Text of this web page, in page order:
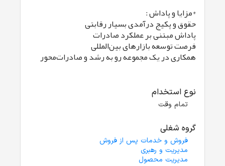
*مزایا و پاداش :
حقوق و پکیج درآمدی بسیار رقابتی
پاداش مبتنی بر عملکرد صادرات
فرصت توسعه بازارهای بین‌المللی
همکاری در یک مجموعه رو به رشد و صادرات‌محور
نوع استخدام
تمام وقت
گروه شغلی
فروش و خدمات پس از فروش
مدیریت و رهبری
مدیریت محصول